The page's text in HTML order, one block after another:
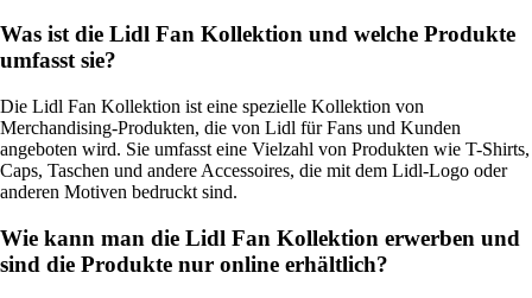
Was ist die Lidl Fan Kollektion und welche Produkte
umfasst sie?
Die Lidl Fan Kollektion ist eine spezielle Kollektion von
Merchandising-Produkten, die von Lidl für Fans und Kunden
angeboten wird. Sie umfasst eine Vielzahl von Produkten wie T-Shirts,
Caps, Taschen und andere Accessoires, die mit dem Lidl-Logo oder
anderen Motiven bedruckt sind.
Wie kann man die Lidl Fan Kollektion erwerben und
sind die Produkte nur online erhältlich?